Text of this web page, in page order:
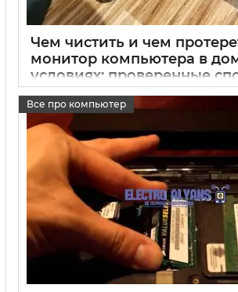
Чем чистить и чем
монитор компьютера в
условиях: проверенные
15 05 2025 0
Все про компьютер